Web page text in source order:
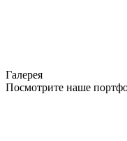
Галерея
Посмотрите наше